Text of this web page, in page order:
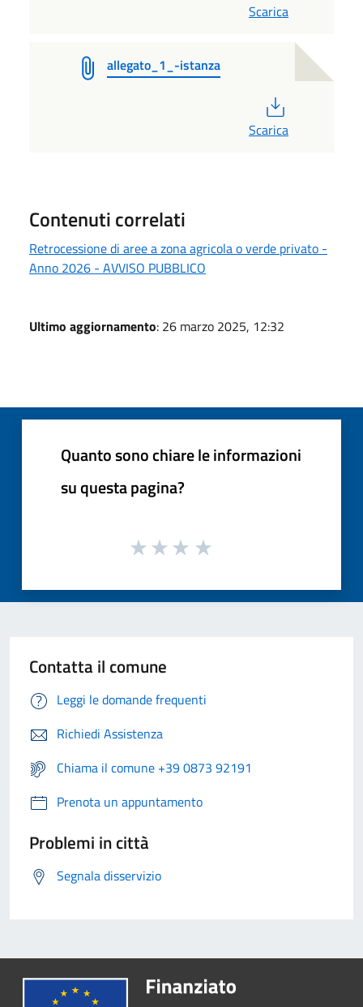
Scarica
allegato_1_-istanza
Scarica
Contenuti correlati
Retrocessione di aree a zona agricola o verde privato -
Anno 2026 - AVVISO PUBBLICO
Ultimo aggiornamento: 26 marzo 2025, 12:32
Quanto sono chiare le informazioni
su questa pagina?
Contatta il comune
Leggi le domande frequenti
Richiedi Assistenza
Chiama il comune +39 0873 92191
Prenota un appuntamento
Problemi in città
Segnala disservizio